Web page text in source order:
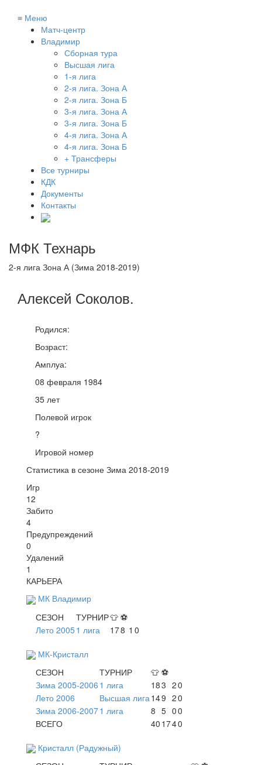
≡ Меню
Матч-центр
Владимир
Сборная тура
Высшая лига
1-я лига
2-я лига. Зона А
2-я лига. Зона Б
3-я лига. Зона А
3-я лига. Зона Б
4-я лига. Зона А
4-я лига. Зона Б
+ Трансферы
Все турниры
КДК
Документы
Контакты
МФК Технарь
2-я лига Зона А (Зима 2018-2019)
Алексей Соколов.
Родился:
Возраст:
Амплуа:
08 февраля 1984
35 лет
Полевой игрок
?
Игровой номер
Статистика в сезоне Зима 2018-2019
Игр
12
Забито
4
Предупреждений
0
Удалений
1
КАРЬЕРА
МК Владимир
СЕЗОН
ТУРНИР👕 ⚽
Лето 20051 лига 178 1 0
МК-Кристалл
СЕЗОН
ТУРНИР 👕 ⚽
Зима 2005-2006 1 лига 183 20
Лето 2006
Высшая лига 149 20
Зима 2006-20071 лига 8 5 00
ВСЕГО
40 1740
Кристалл (Радужный)